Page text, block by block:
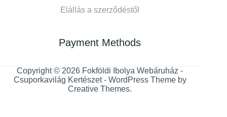
Elállás a szerződéstől
Payment Methods
Copyright © 2026 Fokföldi Ibolya Webáruház -
Csuporkavilág Kertészet - WordPress Theme by
Creative Themes.